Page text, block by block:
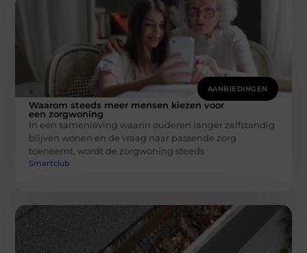
AANBIEDINGEN
Waarom steeds meer mensen kiezen voor
een zorgwoning
In een samenleving waarin ouderen langer zelfstandig
blijven wonen en de vraag naar passende zorg
toeneemt, wordt de zorgwoning steeds
Smartclub